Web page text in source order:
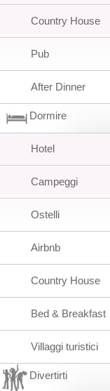
Country House
Pub
After Dinner
Dormire
Hotel
Campeggi
Ostelli
Airbnb
Country House
Bed & Breakfast
Villaggi turistici
Divertirti